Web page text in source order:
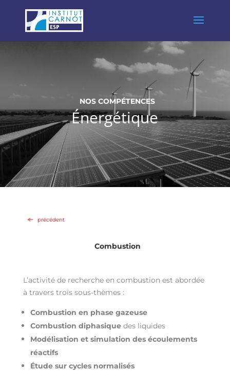
NOS COMPÉTENCES
Énergétique
précédent
Combustion
L’activité de recherche en combustion est abordée
à travers trois sous-thèmes :
Combustion en phase gazeuse
Combustion diphasiquedes liquides
Modélisation et simulation des écoulements
réactifs
Étude sur cycles normalisés